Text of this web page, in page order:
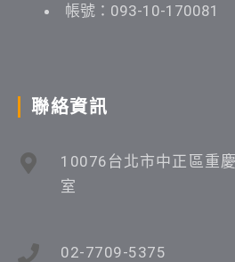
帳號：093-10-170081
聯絡資訊
10076台北市中正區重
室
02-7709-5375